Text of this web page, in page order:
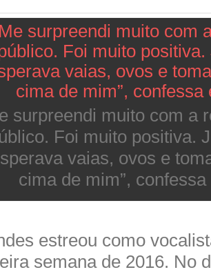
surpreendi muito com a
Foi muito positiva.
vaias, ovos e
cima de mim”, confessa
estreou como
semana de 2016. No